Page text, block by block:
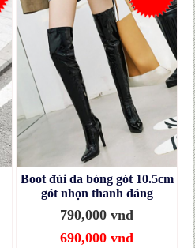
Boot đùi da bóng gót 10.5cm
gót nhọn thanh dáng
GCC2901
790,000 vnđ
690,000 vnđ